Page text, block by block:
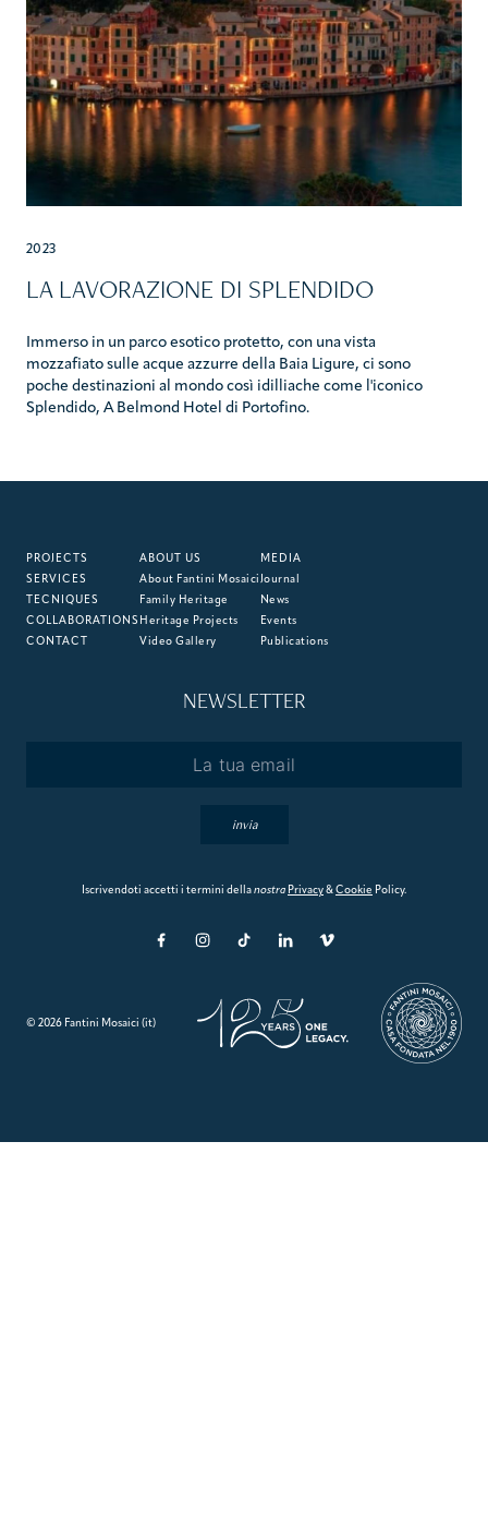
2023
LA LAVORAZIONE DI SPLENDIDO
Immerso in un parco esotico protetto, con una vista
mozzafiato sulle acque azzurre della Baia Ligure, ci sono
poche destinazioni al mondo così idilliache come l'iconico
Splendido, A Belmond Hotel di Portofino.
PROJECTS
SERVICES
TECNIQUES
COLLABORATIONS
CONTACT
ABOUT US
About Fantini Mosaici
Family Heritage
Heritage Projects
Video Gallery
MEDIA
Journal
News
Events
Publications
NEWSLETTER
invia
Iscrivendoti accetti i termini dellanostra Privacy&Cookie Policy.
© 2026 Fantini Mosaici (it)